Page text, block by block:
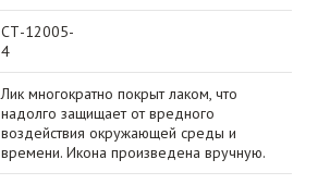
СТ-12005-
4
Лик многократно покрыт лаком, что
надолго защищает от вредного
воздействия окружающей среды и
времени. Икона произведена вручную.